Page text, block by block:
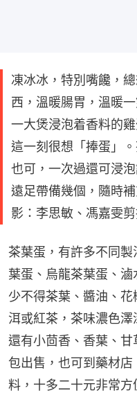
凍冰冰，特別嘴饞，
西，溫暖腸胃，溫暖
一大煲浸泡着香料的
這一刻很想「捧蛋」
也可，一次過還可浸
遠足帶備幾個，隨時
影：李思敏、馮嘉雯
茶葉蛋，有許多不同
葉蛋、烏龍茶葉蛋、
少不得茶葉、醬油、
洱或紅茶，茶味濃色澤
還有小茴香、香葉、
包出售，也可到藥材
料，十多二十元非常方